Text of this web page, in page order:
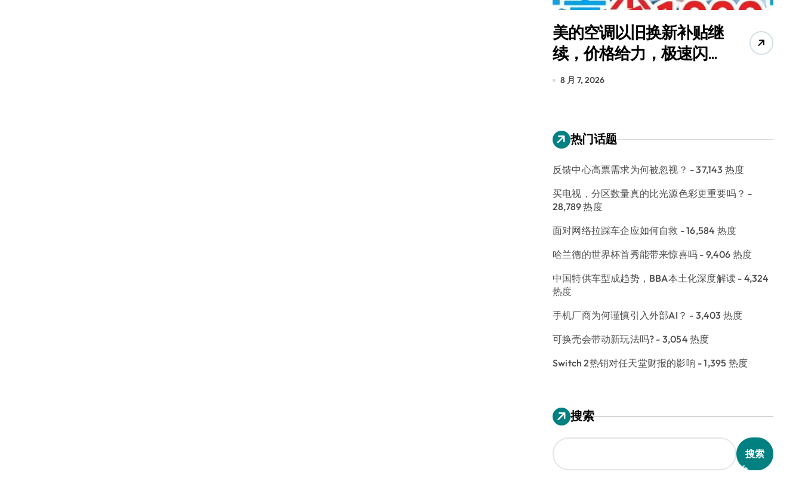
美的空调以旧换新补贴继
续，价格给力，极速闪
装！
8 月 7, 2026
热门话题
反馈中心高票需求为何被忽视？ - 37,143 热度
买电视，分区数量真的比光源色彩更重要吗？ -
28,789 热度
面对网络拉踩车企应如何自救 - 16,584 热度
哈兰德的世界杯首秀能带来惊喜吗 - 9,406 热度
中国特供车型成趋势，BBA本土化深度解读 - 4,324
热度
手机厂商为何谨慎引入外部AI？ - 3,403 热度
可换壳会带动新玩法吗? - 3,054 热度
Switch 2热销对任天堂财报的影响 - 1,395 热度
搜索
搜索